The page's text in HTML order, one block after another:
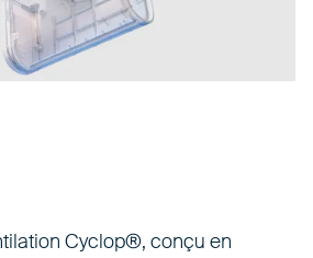
Cyclop®, conçu en